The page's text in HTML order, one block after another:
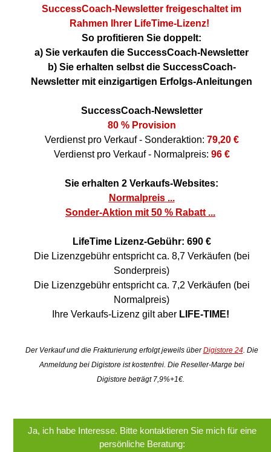
SuccessCoach-Newsletter freigeschaltet im
Rahmen Ihrer LifeTime-Lizenz!
So profitieren Sie doppelt:
a) Sie verkaufen die SuccessCoach-Newsletter
b) Sie erhalten selbst die SuccessCoach-
Newsletter mit einzigartigen Erfolgs-Anleitungen
SuccessCoach-Newsletter
80 % Provision
Verdienst pro Verkauf - Sonderaktion: 79,20 €
Verdienst pro Verkauf - Normalpreis: 96 €
Sie erhalten 2 Verkaufs-Websites:
Normalpreis ...
Sonder-Aktion mit 50 % Rabatt ...
LifeTime Lizenz-Gebühr: 690 €
Die Lizenzgebühr entspricht ca. 8,7 Verkäufen (bei
Sonderpreis)
Die Lizenzgebühr entspricht ca. 7,2 Verkäufen (bei
Normalpreis)
Ihre Verkaufs-Lizenz gilt aber LIFE-TIME!
Der Verkauf und die Frakturierung erfolgt jeweils überDigistore 24. Die
Anmeldung bei Digistore ist kostenfrei. Die Reseller-Marge bei
Digistore beträgt 7,9%+1€.
Ja, ich habe Interesse. Bitte kontaktieren Sie mich für eine
persönliche Beratung: